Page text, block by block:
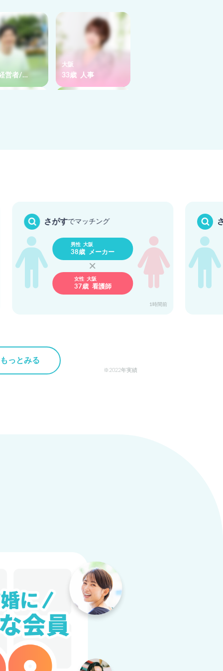
営者/…
大阪
33歳 人事
さがすでマッチング
男性 大阪
38歳 メーカー
女性 大阪
37歳 看護師
1時間前
っとみる
2022年実績